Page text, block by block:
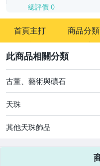
總評價 0
首頁主打 商品分類
其它
[全店] 追蹤本賣場立減60元
古董、藝術與礦石
天珠
其他天珠飾品